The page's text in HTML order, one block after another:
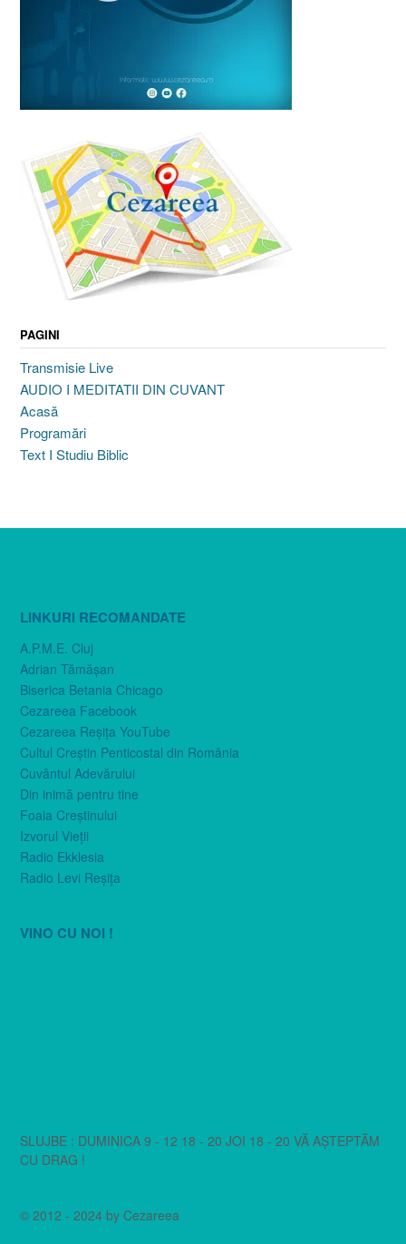
PAGINI
Transmisie Live
AUDIO I MEDITATII DIN CUVANT
Acasă
Programări
Text I Studiu Biblic
LINKURI RECOMANDATE
A.P.M.E. Cluj
Adrian Tămăşan
Biserica Betania Chicago
Cezareea Facebook
Cezareea Reşiţa YouTube
Cultul Creştin Penticostal din România
Cuvântul Adevărului
Din inimă pentru tine
Foaia Creştinului
Izvorul Vieţii
Radio Ekklesia
Radio Levi Reşiţa
VINO CU NOI !
SLUJBE : DUMINICA 9 - 12 18 - 20 JOI 18 - 20 VĂ AȘTEPTĂM
CU DRAG !
© 2012 - 2024 by Cezareea